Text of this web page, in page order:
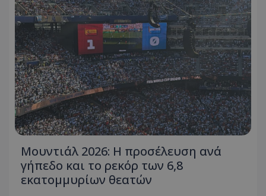
Μουντιάλ 2026: Η προσέλευση ανά
γήπεδο και το ρεκόρ των 6,8
εκατομμυρίων θεατών